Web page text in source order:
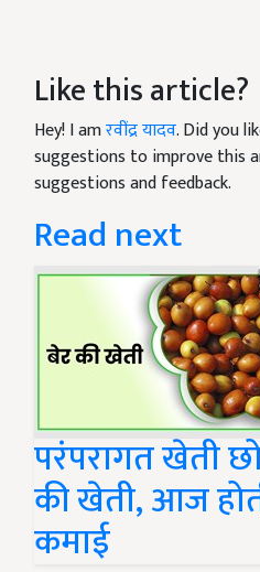
Like this article?
Hey! I amरवींद्र यादव. Did you
suggestions to improve this
suggestions and feedback.
Read next
परंपरागत खेती
की खेती, आज
कमाई